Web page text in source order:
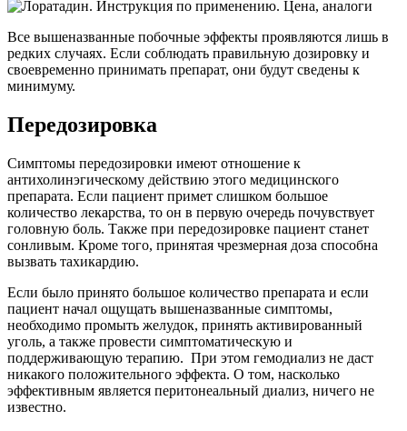
Все вышеназванные побочные эффекты проявляются лишь в
редких случаях. Если соблюдать правильную дозировку и
своевременно принимать препарат, они будут сведены к
минимуму.
Передозировка
Симптомы передозировки имеют отношение к
антихолинэгическому действию этого медицинского
препарата. Если пациент примет слишком большое
количество лекарства, то он в первую очередь почувствует
головную боль. Также при передозировке пациент станет
сонливым. Кроме того, принятая чрезмерная доза способна
вызвать тахикардию.
Если было принято большое количество препарата и если
пациент начал ощущать вышеназванные симптомы,
необходимо промыть желудок, принять активированный
уголь, а также провести симптоматическую и
поддерживающую терапию. При этом гемодиализ не даст
никакого положительного эффекта. О том, насколько
эффективным является перитонеальный диализ, ничего не
известно.